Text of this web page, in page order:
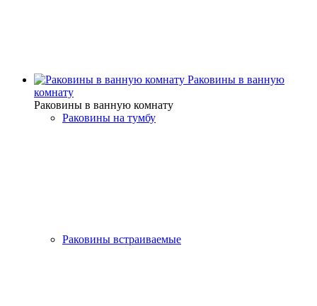
Раковины в ванную
комнату
Раковины в ванную комнату
Раковины на тумбу
Раковины встраиваемые